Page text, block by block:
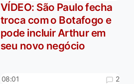
VÍDEO: São Paulo fecha
troca com o Botafogo e
pode incluir Arthur em
seu novo negócio
08:01 2